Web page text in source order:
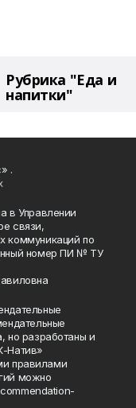
Рубрика "Еда и
напитки"
.
в Управлении
связи,
коммуникаций по
номер ПИ № ТУ
но разработаны и
Натив»
правилами
можно